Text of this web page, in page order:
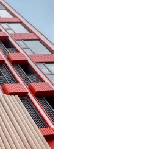
ไฟฟ้า และ
อร์นิเจอร์